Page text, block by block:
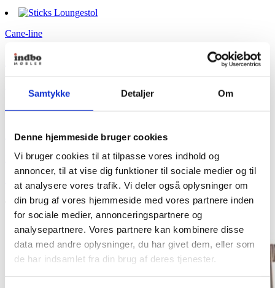
Samtykke Detaljer Om
Denne hjemmeside bruger cookies
Vi bruger cookies til at tilpasse vores indhold og
annoncer, til at vise dig funktioner til sociale medier og til
at analysere vores trafik. Vi deler også oplysninger om
din brug af vores hjemmeside med vores partnere inden
for sociale medier, annonceringspartnere og
analysepartnere. Vores partnere kan kombinere disse
data med andre oplysninger, du har givet dem, eller som
de har indsamlet fra din brug af deres tjenester.
Cane-line
Sticks Loungestol
Sticks Loungestol
Fra 11.599,00kr.
Dette vare har flere varianter. Mulighederne kan vælges
på varesiden